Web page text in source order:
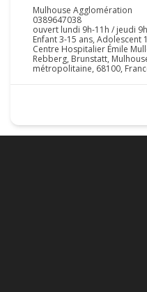
Mulhouse Agglomération
0389647038
ouvert lundi 9h-11h / jeudi
Enfant 3-15 ans, Adolescent
Centre Hospitalier Émile
Rebberg, Brunstatt,
métropolitaine, 68100,